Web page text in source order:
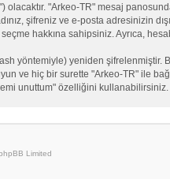
"Arkeo-TR" mesaj
şifreniz ve e-posta adresinizin
hakkına sahipsiniz. Ayrıca,
yöntemiyle) yeniden şifrelenmiştir.
ve hiç bir surette "Arkeo-TR" ile
unuttum" özelliğini
Limited